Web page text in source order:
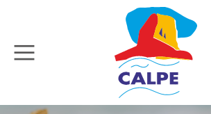
Aller au contenu principal
Rechercher